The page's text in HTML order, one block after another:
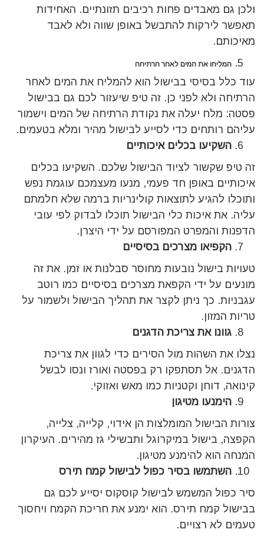
ולכן גם מאבדים פחות רכיבים תזונתיים. האחידות
תאפשר לירקות להתבשל באופן שווה ולא לאבד
מאיכותם.
המליחו את המים לאחר הרתיחה
עוד כלל בסיסי בבישול הוא להמליח את המים לאחר
הרתיחה ולא לפני כן. זה טיפ שיעזור לכם גם בבישול
פסטה: מלח יעלה את נקודת הרתיחה של המים וישמור
עליהם רותחים כדי לסייע לבישול מהיר ומלא בטעמים.
השקיעו בכלים איכותיים
זה טיפ שקשור לציוד הבישול שלכם. השקיעו בכלים
איכותיים באופן חד פעמי, מנעו מעצמכם עוגמת נפש
ותוכלו להגיע לתוצאות קולינריות ברמה שלא חלמתם
עליה. את איכות כלי הבישול תוכלו לבדוק לפי עובי
הדפנות והמפרט המפורסם על ידי היצרן.
הקפיאו מצרכים בסיסיים
טעויות בישול נובעות מחוסר סבלנות או זמן. את זה
מונעים על ידי הקפאת מצרכים בסיסיים כמו רוטב
עגבניות. כך ניתן לקצר את תהליך הבישול ולשמור על
טריות המזון.
גוונו את צריכת הדגנים
נצלו את השהות מול הסירים כדי לגוון את צריכת
הדגנים. אל תסתפקו רק בפסטה ואורז ונסו לבשל
קינואה, דוחן וקטניות כמו מאש ואזוקי.
הימנעו מטיגון
צורות הבישול המומלצות הן אידוי, קלייה, צלייה,
הקפצה, בישול במיקרוגל ותבשילי גז מהירים. העיקרון
המנחה הוא להימנע מטיגון.
השתמשו בסיר כפול לבישול קמח תירס
סיר כפול המשמש לבישול קוסקוס יסייע לכם גם
בבישול קמח תירס. הוא ימנע את חריכת הקמח ויחסוך
טעמים לא רצויים.